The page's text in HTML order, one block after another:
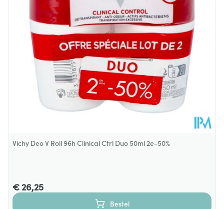
Hoeveelheid
Verpakking
Behoud Kamertemperatuur (15°C - 25°C)
Vichy Deo V Roll 96h Clinical Ctrl Duo 50ml 2e-50%
€ 26,25
Bestel